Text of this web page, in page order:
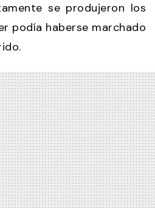
se produjeron los
podía haberse marchado